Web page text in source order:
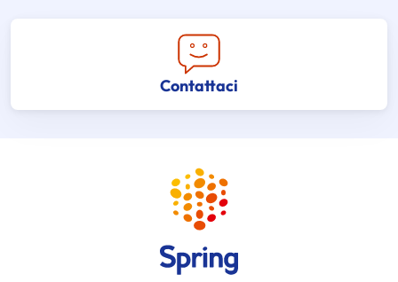
Contattaci